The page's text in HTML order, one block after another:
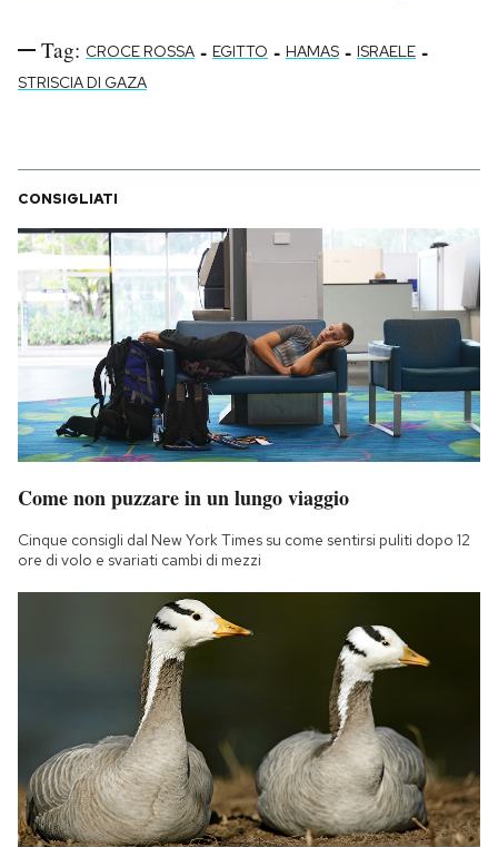
Tag: CROCE ROSSA - EGITTO - HAMAS - ISRAELE -
STRISCIA DI GAZA
CONSIGLIATI
Come non puzzare in un lungo viaggio
Cinque consigli dal New York Times su come sentirsi puliti dopo 12
ore di volo e svariati cambi di mezzi